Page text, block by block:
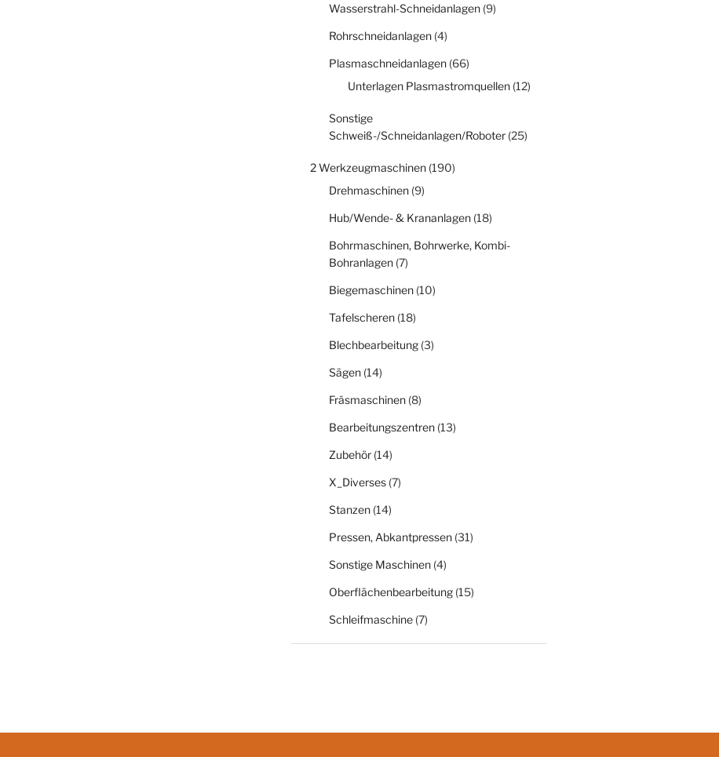
Wasserstrahl-Schneidanlagen(9)
Rohrschneidanlagen(4)
Plasmaschneidanlagen(66)
Unterlagen Plasmastromquellen(12)
Sonstige
Schweiß-/Schneidanlagen/Roboter(25)
2 Werkzeugmaschinen(190)
Drehmaschinen(9)
Hub/Wende- & Krananlagen(18)
Bohrmaschinen, Bohrwerke, Kombi-
Bohranlagen(7)
Biegemaschinen(10)
Tafelscheren(18)
Blechbearbeitung(3)
Sägen(14)
Fräsmaschinen(8)
Bearbeitungszentren(13)
Zubehör(14)
X_Diverses(7)
Stanzen(14)
Pressen, Abkantpressen(31)
Sonstige Maschinen(4)
Oberflächenbearbeitung(15)
Schleifmaschine(7)